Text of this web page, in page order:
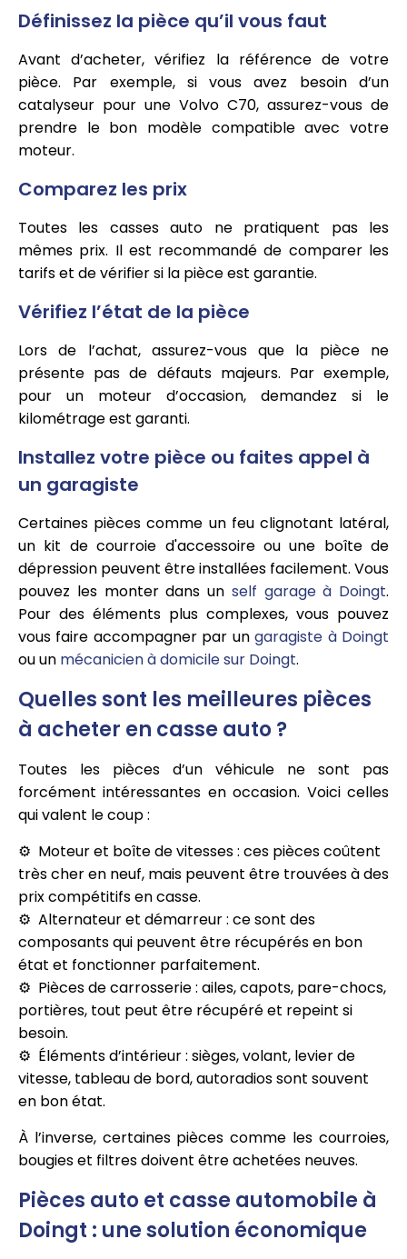
Définissez la pièce qu’il vous faut
Avant d’acheter, vérifiez la référence de votre
pièce. Par exemple, si vous avez besoin d’un
catalyseur pour une Volvo C70, assurez-vous de
prendre le bon modèle compatible avec votre
moteur.
Comparez les prix
Toutes les casses auto ne pratiquent pas les
mêmes prix. Il est recommandé de comparer les
tarifs et de vérifier si la pièce est garantie.
Vérifiez l’état de la pièce
Lors de l’achat, assurez-vous que la pièce ne
présente pas de défauts majeurs. Par exemple,
pour un moteur d’occasion, demandez si le
kilométrage est garanti.
Installez votre pièce ou faites appel à
un garagiste
Certaines pièces comme un feu clignotant latéral,
un kit de courroie d'accessoire ou une boîte de
dépression peuvent être installées facilement. Vous
pouvez les monter dans un self garage à Doingt.
Pour des éléments plus complexes, vous pouvez
vous faire accompagner par ungaragiste à Doingt
ou un mécanicien à domicile sur Doingt.
Quelles sont les meilleures pièces
à acheter en casse auto ?
Toutes les pièces d’un véhicule ne sont pas
forcément intéressantes en occasion. Voici celles
qui valent le coup :
Moteur et boîte de vitesses : ces pièces coûtent
très cher en neuf, mais peuvent être trouvées à des
prix compétitifs en casse.
Alternateur et démarreur : ce sont des
composants qui peuvent être récupérés en bon
état et fonctionner parfaitement.
Pièces de carrosserie : ailes, capots, pare-chocs,
portières, tout peut être récupéré et repeint si
besoin.
Éléments d’intérieur : sièges, volant, levier de
vitesse, tableau de bord, autoradios sont souvent
en bon état.
À l’inverse, certaines pièces comme les courroies,
bougies et filtres doivent être achetées neuves.
Pièces auto et casse automobile à
Doingt : une solution économique